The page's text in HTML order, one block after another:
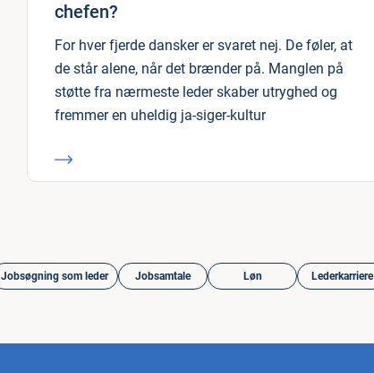
chefen?
For hver fjerde dansker er svaret nej. De føler, at
de står alene, når det brænder på. Manglen på
støtte fra nærmeste leder skaber utryghed og
fremmer en uheldig ja-siger-kultur
Jobsøgning som leder Jobsamtale Løn Lederkarriere